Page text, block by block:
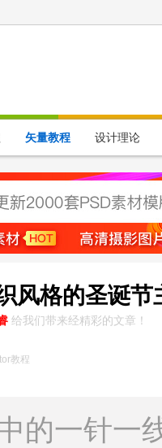
矢量教程 设计理论
风格的圣诞节
给我们带来经精彩的文章！
教程
的一针一